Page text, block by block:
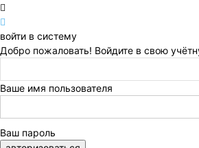
войти в систему
Добро пожаловать! Войдите в свою
Ваше имя пользователя
Ваш пароль